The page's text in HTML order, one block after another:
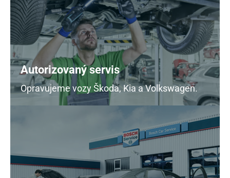
Autorizovaný servis
Opravujeme vozy Škoda, Kia a Volkswagen.